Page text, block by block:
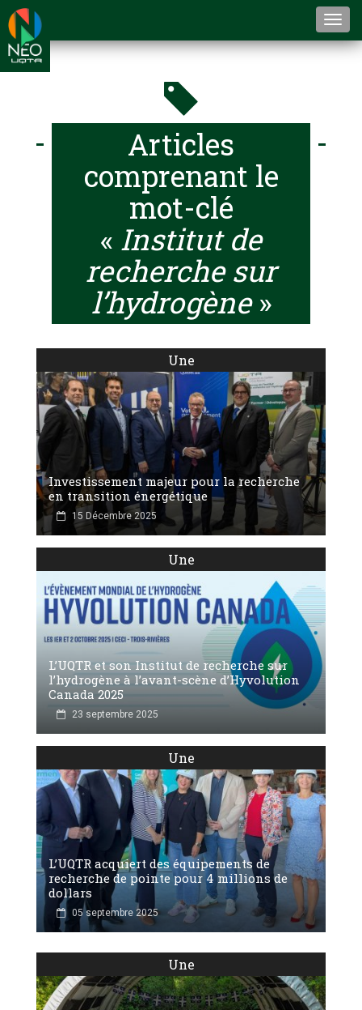
Articles
comprenant le
mot-clé
« Institut de
recherche sur
l’hydrogène»
Une
Investissement majeur pour la recherche
en transition énergétique
15 Décembre 2025
Une
L’UQTR et son Institut de recherche sur
l’hydrogène à l’avant-scène d’Hyvolution
Canada 2025
23 septembre 2025
Une
L’UQTR acquiert des équipements de
recherche de pointe pour 4 millions de
dollars
05 septembre 2025
Une